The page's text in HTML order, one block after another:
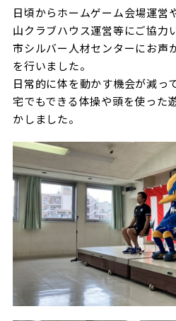
ビジターサポーターの皆様へ
車イスでの観戦
試合運営管理規程
ＦＣ町田ゼルビアカレンダー
三輪緑山ベースを利用
三輪緑山ベースご利用案内
ゼル塾
ＦＣ町田ゼルビアスポーツクラブ
ＦＣ町田ゼルビアアカデミー
ゼルビアフットサルパーク
お問い合わせ 利用規約肖
日頃からホームゲーム会場運営
山クラブハウス運営等にご協力
市シルバー人材センターにお声
を行いました。
日常的に体を動かす機会が減っ
宅でもできる体操や頭を使った
かしました。